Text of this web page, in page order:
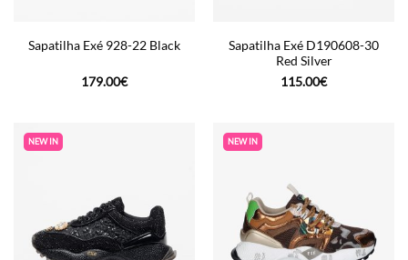
Sapatilha Exé 928-22 Black
179.00€
Sapatilha Exé D190608-30
Red Silver
115.00€
NEW IN NEW IN